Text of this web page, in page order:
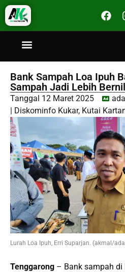
Bank Sampah Loa Ipuh
Sampah Jadi Lebih
Tanggal 12 Maret 2025
Diskominfo Kukar, Kutai
Lurah Loa Ipuh, Erri Suparjan. (akmal/
Tenggarong – Bank sampah di